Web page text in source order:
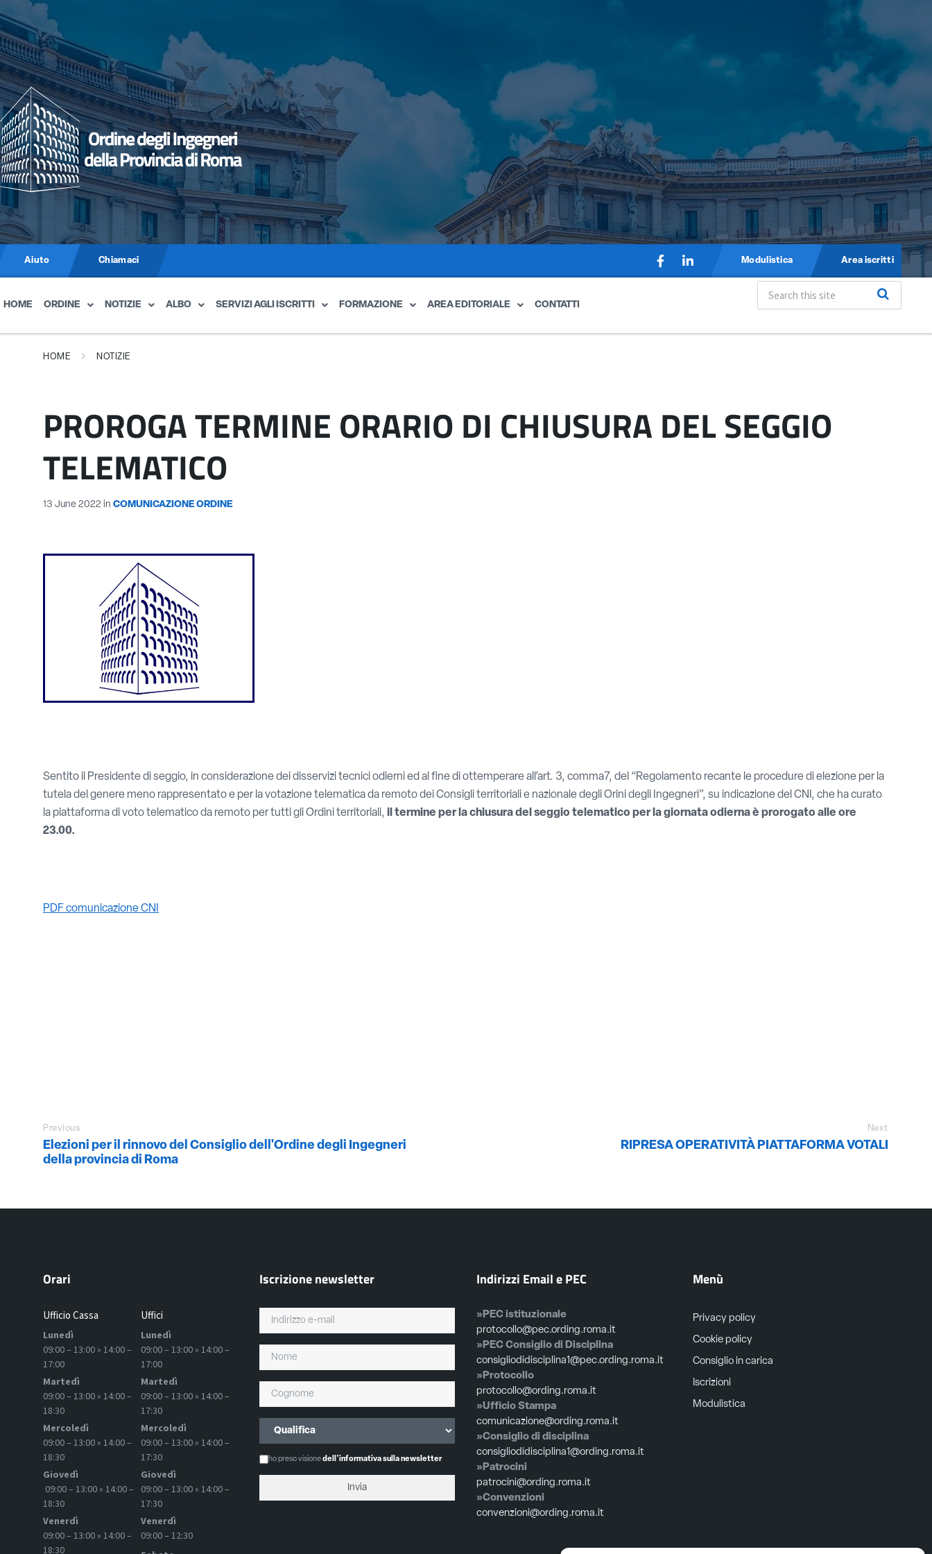
Aiuto Chiamaci Modulistica Area iscritti
HOME ORDINE NOTIZIE ALBO SERVIZI AGLI ISCRITTI FORMAZIONE AREA EDITORIALE CONTATTI
HOME NOTIZIE
PROROGA TERMINE ORARIO DI CHIUSURA DEL SEGGIO
TELEMATICO
13 June 2022 in COMUNICAZIONE ORDINE
Sentito il Presidente di seggio, in considerazione dei disservizi tecnici odierni ed al fine di ottemperare all’art. 3, comma7, del “Regolamento recante le procedure di elezione per la
tutela del genere meno rappresentato e per la votazione telematica da remoto dei Consigli territoriali e nazionale degli Orini degli Ingegneri”, su indicazione del CNI, che ha curato
la piattaforma di voto telematico da remoto per tutti gli Ordini territoriali, il termine per la chiusura del seggio telematico per la giornata odierna è prorogato alle ore
23.00.
PDF comunicazione CNI
Previous
Elezioni per il rinnovo del Consiglio dell'Ordine degli Ingegneri
della provincia di Roma
Next
RIPRESA OPERATIVITÀ PIATTAFORMA VOTALI
Orari
Ufficio Cassa
Lunedì
09:00 – 13:00 » 14:00 –
17:00
Martedì
09:00 – 13:00 » 14:00 –
18:30
Mercoledì
09:00 – 13:00 » 14:00 –
18:30
Giovedì
09:00 – 13:00 » 14:00 –
18:30
Venerdì
09:00 – 13:00 » 14:00 –
18:30
Uffici
Lunedì
09:00 – 13:00 » 14:00 –
17:00
Martedì
09:00 – 13:00 » 14:00 –
17:30
Mercoledì
09:00 – 13:00 » 14:00 –
17:30
Giovedì
09:00 – 13:00 » 14:00 –
17:30
Venerdì
09:00 – 12:30
Iscrizione newsletter
ho preso visionedell'informativa sulla newsletter
Indirizzi Email e PEC
»PEC istituzionale
protocollo@pec.ording.roma.it
»PEC Consiglio di Disciplina
consigliodidisciplina1@pec.ording.roma.it
»Protocollo
protocollo@ording.roma.it
»Ufficio Stampa
comunicazione@ording.roma.it
»Consiglio di disciplina
consigliodidisciplina1@ording.roma.it
»Patrocini
patrocini@ording.roma.it
»Convenzioni
convenzioni@ording.roma.it
Menù
Privacy policy
Cookie policy
Consiglio in carica
Iscrizioni
Modulistica